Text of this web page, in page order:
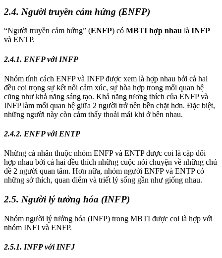
2.4. Người truyền cảm hứng (ENFP)
“Người truyền cảm hứng” (ENFP) có MBTI hợp nhau là INFP
và ENTP.
2.4.1. ENFP với INFP
Nhóm tính cách ENFP và INFP được xem là hợp nhau bởi cả hai
đều coi trọng sự kết nối cảm xúc, sự hòa hợp trong mối quan hệ
cũng như khả năng sáng tạo. Khả năng tương thích của ENFP và
INFP làm mối quan hệ giữa 2 người trở nên bền chặt hơn. Đặc biệt,
những người này còn cảm thấy thoải mái khi ở bên nhau.
2.4.2. ENFP với ENTP
Những cá nhân thuộc nhóm ENFP và ENTP được coi là cặp đôi
hợp nhau bởi cả hai đều thích những cuộc nói chuyện về những chủ
đề 2 người quan tâm. Hơn nữa, nhóm người ENFP và ENTP có
những sở thích, quan điểm và triết lý sống gần như giống nhau.
2.5. Người lý tưởng hóa (INFP)
Nhóm người lý tưởng hóa (INFP) trong MBTI được coi là hợp với
nhóm INFJ và ENFP.
2.5.1. INFP với INFJ